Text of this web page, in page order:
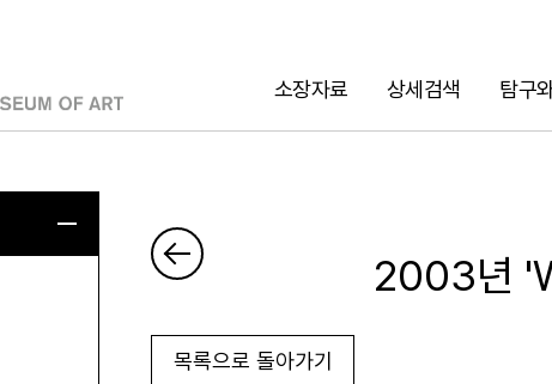
소장자료 상세검색 탐구
검색
2003년
목록으로 돌아가기